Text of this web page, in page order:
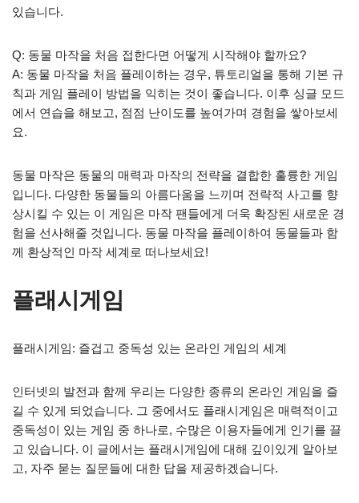
있습니다.
Q: 동물 마작을 처음 접한다면 어떻게 시작해야 할까요?
A: 동물 마작을 처음 플레이하는 경우, 튜토리얼을 통해 기본 규
칙과 게임 플레이 방법을 익히는 것이 좋습니다. 이후 싱글 모드
에서 연습을 해보고, 점점 난이도를 높여가며 경험을 쌓아보세
요.
동물 마작은 동물의 매력과 마작의 전략을 결합한 훌륭한 게임
입니다. 다양한 동물들의 아름다움을 느끼며 전략적 사고를 향
상시킬 수 있는 이 게임은 마작 팬들에게 더욱 확장된 새로운 경
험을 선사해줄 것입니다. 동물 마작을 플레이하여 동물들과 함
께 환상적인 마작 세계로 떠나보세요!
플래시게임
플래시게임: 즐겁고 중독성 있는 온라인 게임의 세계
인터넷의 발전과 함께 우리는 다양한 종류의 온라인 게임을 즐
길 수 있게 되었습니다. 그 중에서도 플래시게임은 매력적이고
중독성이 있는 게임 중 하나로, 수많은 이용자들에게 인기를 끌
고 있습니다. 이 글에서는 플래시게임에 대해 깊이있게 알아보
고, 자주 묻는 질문들에 대한 답을 제공하겠습니다.